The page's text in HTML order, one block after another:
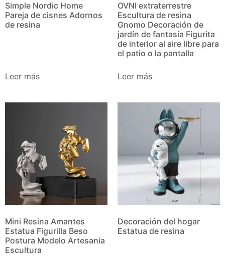
Simple Nordic Home
Pareja de cisnes Adornos
de resina
Leer más
OVNI extraterrestre
Escultura de resina
Gnomo Decoración de
jardín de fantasía Figurita
de interior al aire libre para
el patio o la pantalla
Leer más
Mini Resina Amantes
Estatua Figurilla Beso
Postura Modelo Artesanía
Escultura
Decoración del hogar
Estatua de resina